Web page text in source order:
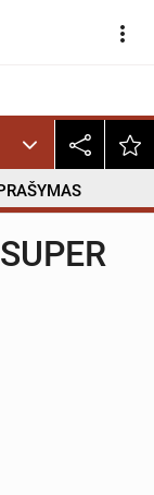
more_vert